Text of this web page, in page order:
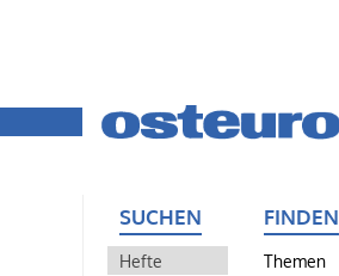
SUCHEN
Hefte
FINDEN
Themen